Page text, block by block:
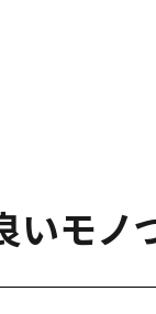
いモノ